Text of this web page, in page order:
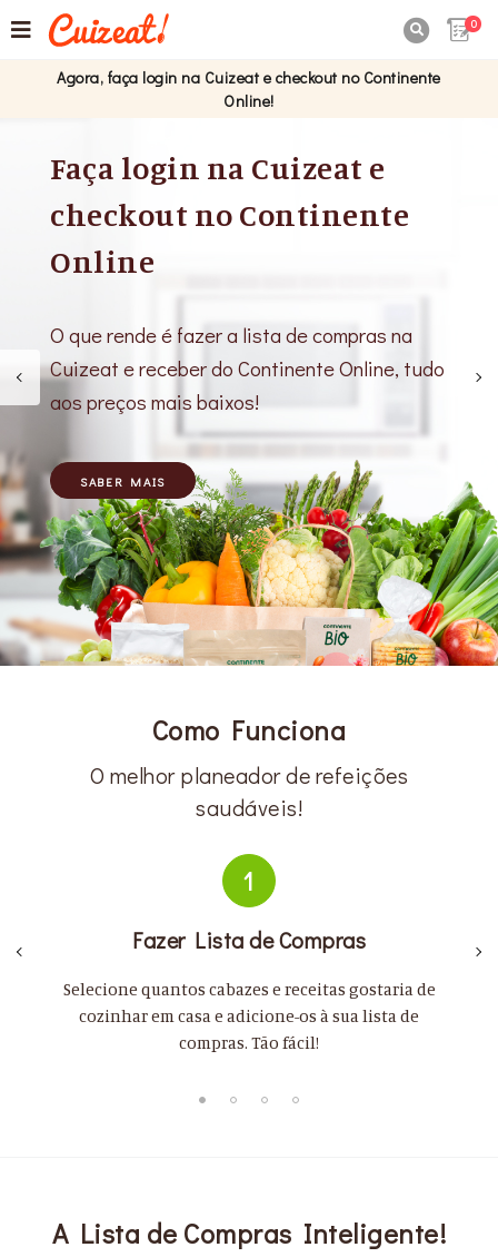
0
Agora, faça login na Cuizeat e checkout no Continente
Online!
login na Cuizeat e
no Continente
é fazer a lista de compras na
e receber do Continente Online, tudo
mais baixos!
MAIS
Como Funciona
O melhor planeador de refeições
saudáveis!
1
Fazer Lista de Compras
Selecione quantos cabazes e receitas gostaria de
cozinhar em casa e adicione-os à sua lista de
compras. Tão fácil!
A Lista de Compras Inteligente!